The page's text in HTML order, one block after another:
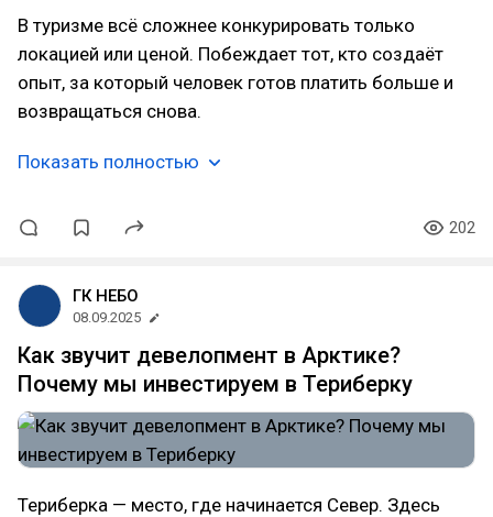
В туризме всё сложнее конкурировать только
локацией или ценой. Побеждает тот, кто создаёт
опыт, за который человек готов платить больше и
возвращаться снова.
Показать полностью
202
ГК НЕБО
08.09.2025
Как звучит девелопмент в Арктике?
Почему мы инвестируем в Териберку
Териберка — место, где начинается Север. Здесь